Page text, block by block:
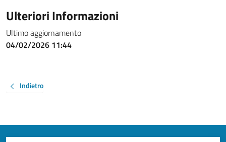
Ulteriori Informazioni
Ultimo aggiornamento
04/02/2026 11:44
Indietro